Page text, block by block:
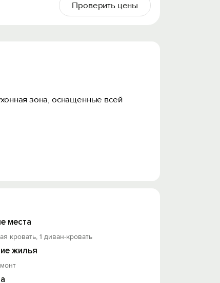
Проверить цены
зона, оснащенные всей
места
кровать, 1 диван-кровать
жилья